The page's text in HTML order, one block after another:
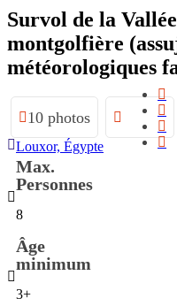
Survol de la
montgolfière
météorologiques
10 photos
Louxor, Égypte
Max.
Personnes
8
Âge
minimum
3+